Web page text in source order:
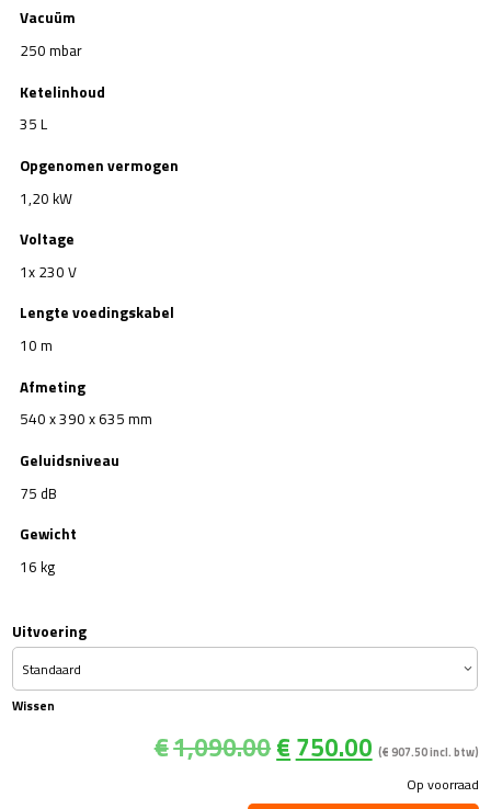
Vacuüm
250 mbar
Ketelinhoud
35 L
Opgenomen vermogen
1,20 kW
Voltage
1x 230 V
Lengte voedingskabel
10 m
Afmeting
540 x 390 x 635 mm
Geluidsniveau
75 dB
Gewicht
16 kg
Uitvoering
Wissen
€1,090.00Oorspronkelijke
prijs
was:
€ 750.00Huidige
prijs
is:
(€907.50incl. btw)
Op voorraad